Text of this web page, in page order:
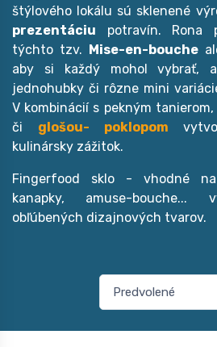
štýlového lokálu sú sklenené
prezentáciu potravín. Rona
týchto tzv. Mise-en-bouche
aby si každý mohol vybrať,
jednohubky či rôzne mini
V kombinácií s pekným
či glošou- poklopom
kulinársky zážitok.
Fingerfood sklo - vhodné
kanapky, amuse-
obľúbených dizajnových tvarov.